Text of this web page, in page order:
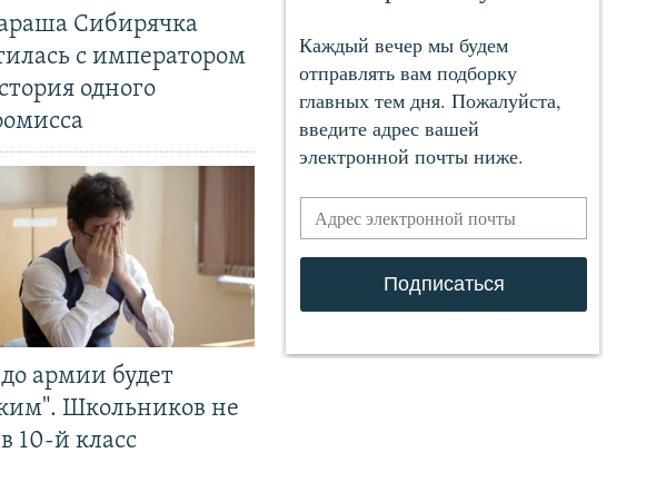
Сибирячка
с императором
одного
армии будет
Школьников не
10-й класс